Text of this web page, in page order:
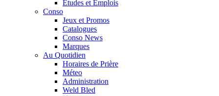
Etudes et Emplois
Conso
Jeux et Promos
Catalogues
Conso News
Marques
Au Quotidien
Horaires de Prière
Méteo
Administration
Weld Bled